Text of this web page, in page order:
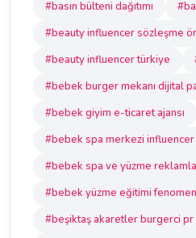
#basın bülteni dağıtımı
#beauty influencer sözleşme
#beauty influencer türkiye
#bebek burger mekanı dijital
#bebek giyim e-ticaret ajansı
#bebek spa merkezi influencer
#bebek spa ve yüzme
#bebek yüzme eğitimi
#beşiktaş akaretler burgerci pr